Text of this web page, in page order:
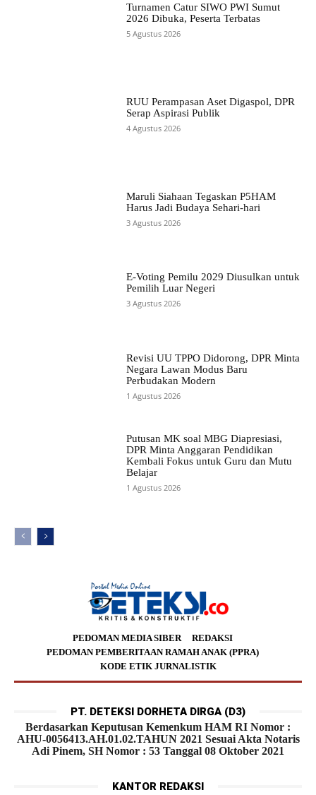
Turnamen Catur SIWO PWI Sumut
2026 Dibuka, Peserta Terbatas
5 Agustus 2026
RUU Perampasan Aset Digaspol, DPR
Serap Aspirasi Publik
4 Agustus 2026
Maruli Siahaan Tegaskan P5HAM
Harus Jadi Budaya Sehari-hari
3 Agustus 2026
E-Voting Pemilu 2029 Diusulkan untuk
Pemilih Luar Negeri
3 Agustus 2026
Revisi UU TPPO Didorong, DPR Minta
Negara Lawan Modus Baru
Perbudakan Modern
1 Agustus 2026
Putusan MK soal MBG Diapresiasi,
DPR Minta Anggaran Pendidikan
Kembali Fokus untuk Guru dan Mutu
Belajar
1 Agustus 2026
PEDOMAN MEDIA SIBER
REDAKSI
PEDOMAN PEMBERITAAN RAMAH ANAK (PPRA)
KODE ETIK JURNALISTIK
PT. DETEKSI DORHETA DIRGA (D3)
Berdasarkan Keputusan Kemenkum HAM RI Nomor :
AHU-0056413.AH.01.02.TAHUN 2021 Sesuai Akta Notaris
Adi Pinem, SH Nomor : 53 Tanggal 08 Oktober 2021
KANTOR REDAKSI